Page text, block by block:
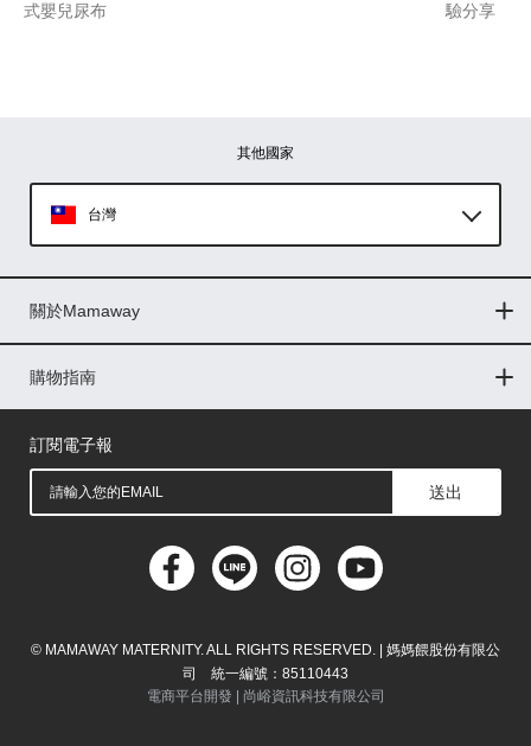
式嬰兒尿布
驗分享
其他國家
台灣
印尼
菲律賓
馬來西亞
關於Mamaway
門市據點
最新消息
品牌故事
人力招募
媒體花絮
隱私權聲明
CSR企業社會責任
購物指南
購物常見問題
退換貨問題
儲值金使用條款
購買儲值金
發票問題
會員權益
線上留言
吸乳器-免費體驗
訂閱電子報
送出
© MAMAWAY MATERNITY. ALL RIGHTS RESERVED. | 媽媽餵股份有限公
司 統一編號：85110443
電商平台開發 |
尚峪資訊科技有限公司